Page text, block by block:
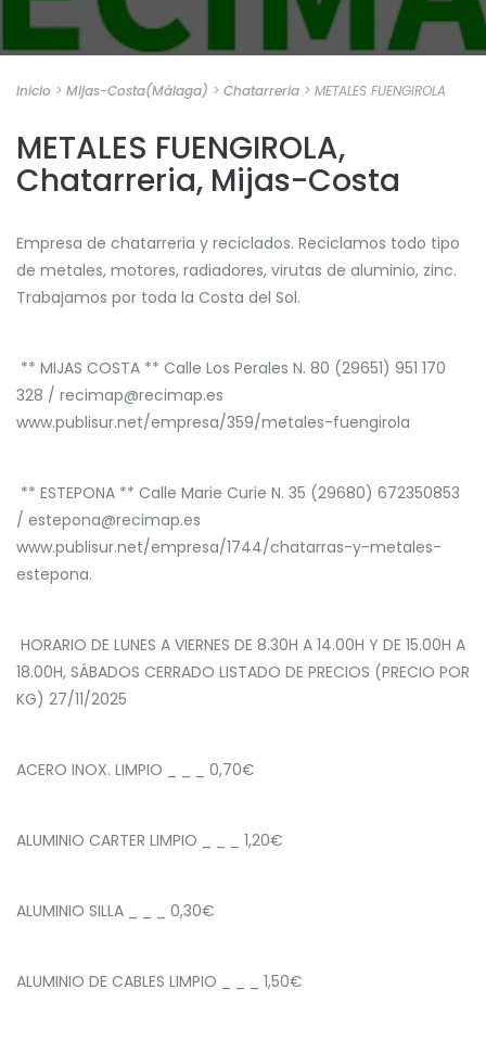
Inicio > Mijas-Costa(Málaga) > Chatarreria > METALES FUENGIROLA
METALES FUENGIROLA,
Chatarreria, Mijas-Costa
Empresa de chatarreria y reciclados. Reciclamos todo tipo
de metales, motores, radiadores, virutas de aluminio, zinc.
Trabajamos por toda la Costa del Sol.
** MIJAS COSTA ** Calle Los Perales N. 80 (29651) 951 170
328 / recimap@recimap.es
www.publisur.net/empresa/359/metales-fuengirola
** ESTEPONA ** Calle Marie Curie N. 35 (29680) 672350853
/ estepona@recimap.es
www.publisur.net/empresa/1744/chatarras-y-metales-
estepona.
HORARIO DE LUNES A VIERNES DE 8.30H A 14.00H Y DE 15.00H A
18.00H, SÁBADOS CERRADO LISTADO DE PRECIOS (PRECIO POR
KG) 27/11/2025
ACERO INOX. LIMPIO _ _ _ 0,70€
ALUMINIO CARTER LIMPIO _ _ _ 1,20€
ALUMINIO SILLA _ _ _ 0,30€
ALUMINIO DE CABLES LIMPIO _ _ _ 1,50€